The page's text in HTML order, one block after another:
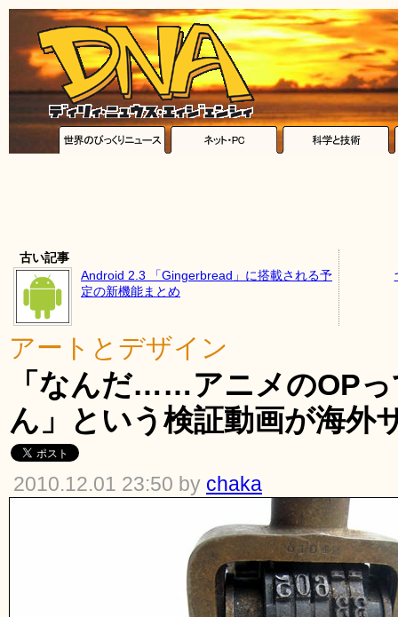
古い記事
Android 2.3 「Gingerbread」に搭載される予
定の新機能まとめ
アートとデザイン
「なんだ……アニメのOP
ん」という検証動画が海外
2010.12.01 23:50 by chaka